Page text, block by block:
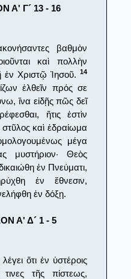
Α' Γ´ 13 - 16
βαθμὸν
καὶ πολλὴν
ἐν Χριστῷ Ἰησοῦ. 14
ἐλθεῖν πρός σε
ἵνα εἰδῇς πῶς δεῖ
ἥτις ἐστὶν
καὶ ἑδραίωμα
μέγα
μυστήριον· Θεὸς
ἐν Πνεύματι,
ἐν ἔθνεσιν,
ἐν δόξῃ.
Α' Δ´ 1 - 5
ὅτι ἐν ὑστέροις
τινες τῆς πίστεως,